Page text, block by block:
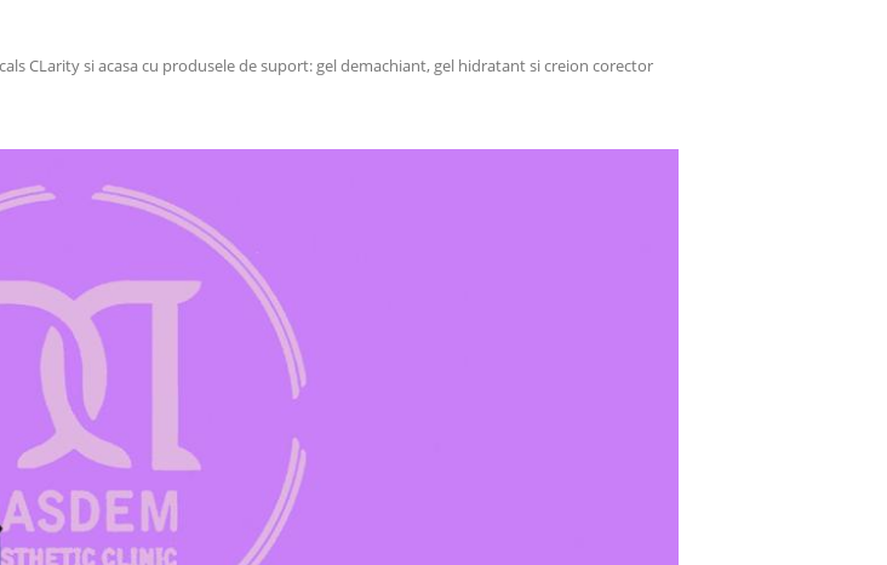
CLarity si acasa cu produsele de suport: gel demachiant, gel hidratant si creion corector